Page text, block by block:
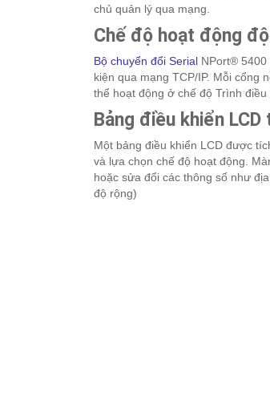
chủ quản lý qua mạng.
Chế độ hoạt động
Bộ chuyển đổi Serial NPort®
kiện qua mạng TCP/IP. Mỗi cổng
thể hoạt động ở chế độ Trình
Bảng điều khiển
Một bảng điều khiển LCD được
và lựa chọn chế độ hoạt động.
hoặc sửa đổi các thông số như
độ rộng)